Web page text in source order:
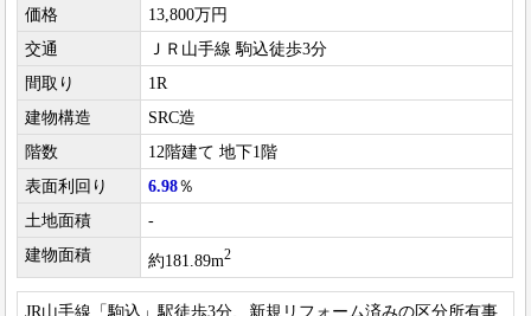
価格
13,800万円
交通
ＪＲ山手線 駒込徒歩3分
間取り
1R
建物構造
SRC造
階数
12階建て 地下1階
表面利回り
6.98％
土地面積
-
建物面積
約181.89m2
JR山手線「駒込」駅徒歩3分、新規リフォーム済みの区分所有事